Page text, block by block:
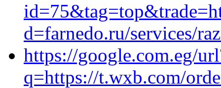
d=farnedo.ru/services/
https://google.com.eg/
q=https://t.wxb.com/